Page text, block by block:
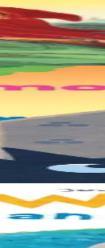
marine. Deux
Il était